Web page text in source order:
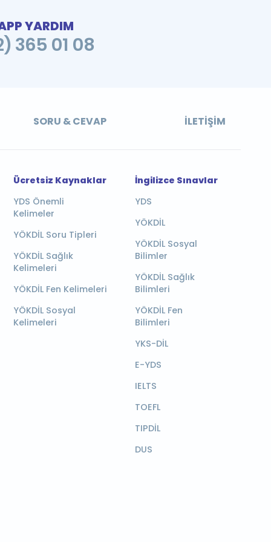
YARDIM
365 01 08
SORU & CEVAP İLETIŞIM
Ücretsiz Kaynaklar
YDS Önemli
Kelimeler
YÖKDİL Soru Tipleri
YÖKDİL Sağlık
Kelimeleri
YÖKDİL Fen Kelimeleri
YÖKDİL Sosyal
Kelimeleri
İngilizce Sınavlar
YDS
YÖKDİL
YÖKDİL Sosyal
Bilimler
YÖKDİL Sağlık
Bilimleri
YÖKDİL Fen
Bilimleri
YKS-DİL
E-YDS
IELTS
TOEFL
TIPDİL
DUS